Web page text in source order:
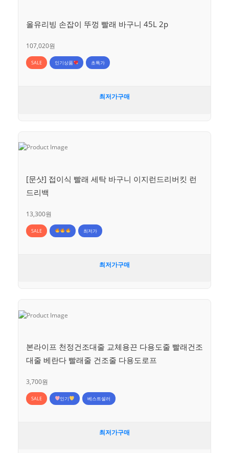
올유리빙 손잡이 뚜껑 빨래 바구니 45L 2p
107,020원
SALE 인기상품 초특가
최저가구매
[문샷] 접이식 빨래 세탁 바구니 이지런드리버킷 런
드리백
13,300원
SALE 최저가
최저가구매
본라이프 천정건조대줄 교체용끈 다용도줄 빨래건조
대줄 베란다 빨래줄 건조줄 다용도로프
3,700원
SALE 인기 베스트셀러
최저가구매